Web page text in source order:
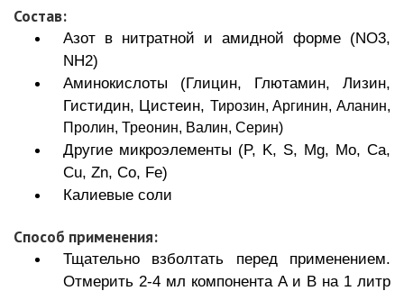
Состав:
Азот в нитратной и амидной форме (NO3,
NH2)
Аминокислоты (Глицин, Глютамин, Лизин,
Гистидин, Цистеин, Тирозин, Аргинин, Аланин,
Пролин, Треонин, Валин, Серин)
Другие микроэлементы (P, K, S, Mg, Mo, Ca,
Cu, Zn, Co, Fe)
Калиевые соли
Способ применения:
Тщательно взболтать перед применением.
Отмерить 2-4 мл компонента A и B на 1 литр